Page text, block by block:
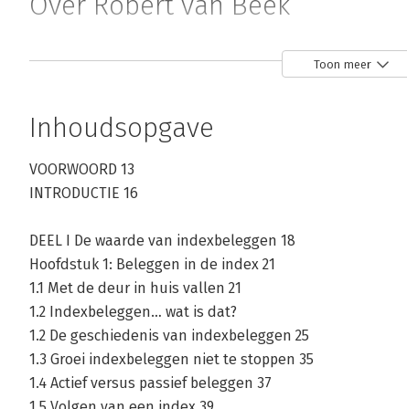
Robert van Beek CFP® (1973) is
de Financial Planning Association®
professionals. Als oprichter en
1 mei 2024 als partner verbonden
Robert ook lid van de editorial board van Journal of
Economics Commissie van CFA Society Nederland. Van
bestuur van diverse lokale plannings- en certificerings-
examen- en adviescommissie van DSI, die
beoordelen van MiFID- en ESMA-examens voor erkende
Andere boeken door Robert van Beek
Toon meer
Inhoudsopgave
VOORWOORD 13
INTRODUCTIE 16
DEEL I De waarde van indexbeleggen 18
Hoofdstuk 1: Beleggen in de index 21
1.1 Met de deur in huis vallen 21
1.2 Indexbeleggen… wat is dat?
1.2 De geschiedenis van indexbeleggen 25
1.3 Groei indexbeleggen niet te stoppen 35
1.4 Actief versus passief beleggen 37